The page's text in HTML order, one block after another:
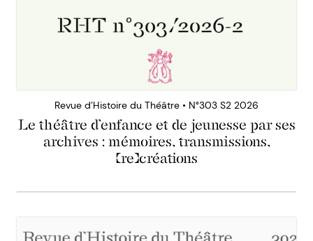
Revue d’Histoire du Théâtre • N°303 S2 2026
Le théâtre d’enfance et de jeunesse par ses
archives : mémoires, transmissions,
(re)créations